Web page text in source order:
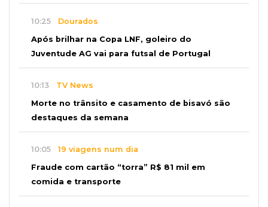
10:25 Dourados
Após brilhar na Copa LNF, goleiro do
Juventude AG vai para futsal de Portugal
10:13 TV News
Morte no trânsito e casamento de bisavó são
destaques da semana
10:05 19 viagens num dia
Fraude com cartão “torra” R$ 81 mil em
comida e transporte